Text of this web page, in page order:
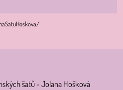
šatů - Jolana Hošková